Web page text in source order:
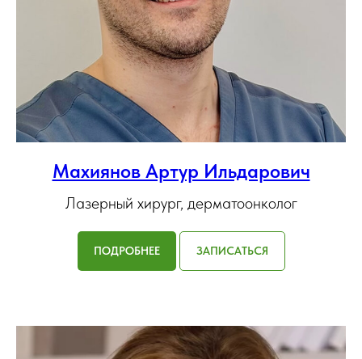
Махиянов Артур Ильдарович
Лазерный хирург, дерматоонколог
ПОДРОБНЕЕ ЗАПИСАТЬСЯ